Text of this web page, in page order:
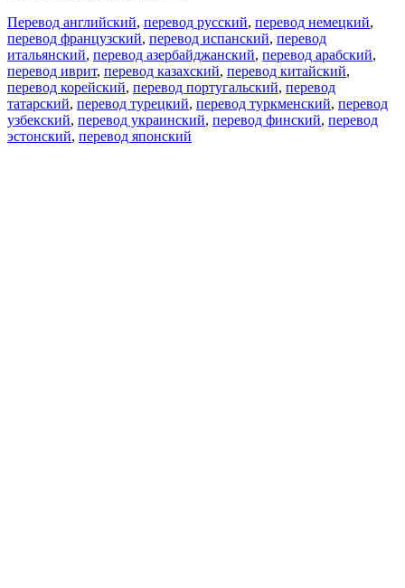
Перевод английский, перевод русский, перевод немецкий,
перевод французский, перевод испанский, перевод
итальянский, перевод азербайджанский, перевод арабский,
перевод иврит, перевод казахский, перевод китайский,
перевод корейский, перевод португальский, перевод
татарский, перевод турецкий, перевод туркменский, перевод
узбекский, перевод украинский, перевод финский, перевод
эстонский, перевод японский